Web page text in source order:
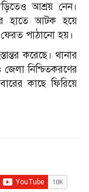
আশ্রয় নেন।
হাতে আটক হয়ে
ফেরত পাঠানো হয়।
করেছে। থানার
নিশ্চিতকরণের
কাছে ফিরিয়ে